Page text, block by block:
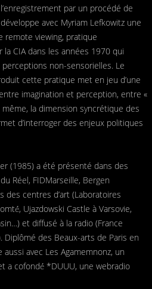
par un procédé de
avec Myriam Lefkowitz une
remote viewing, pratique
CIA dans les années 1970 qui
non-sensorielles. Le
cette pratique met en jeu d’une
imagination et perception, entre «
la dimension syncrétique des
d’interroger des enjeux politiques
(1985) a été présenté dans des
Réel, FIDMarseille, Bergen
des centres d’art (Laboratoires
Ujazdowski Castle à Varsovie,
et diffusé à la radio (France
Diplômé des Beaux-arts de Paris en
avec Les Agamemnonz, un
a cofondé́ *DUUU, une webradio